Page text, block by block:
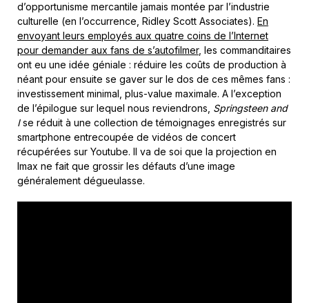
d’opportunisme mercantile jamais montée par l’industrie
culturelle (en l’occurrence, Ridley Scott Associates). En
envoyant leurs employés aux quatre coins de l’Internet
pour demander aux fans de s’autofilmer, les commanditaires
ont eu une idée géniale : réduire les coûts de production à
néant pour ensuite se gaver sur le dos de ces mêmes fans :
investissement minimal, plus-value maximale. A l’exception
de l’épilogue sur lequel nous reviendrons, Springsteen and
Ise réduit à une collection de témoignages enregistrés sur
smartphone entrecoupée de vidéos de concert
récupérées sur Youtube. Il va de soi que la projection en
Imax ne fait que grossir les défauts d’une image
généralement dégueulasse.